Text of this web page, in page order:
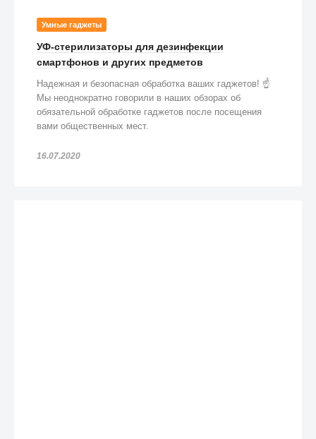
Умные гаджеты
УФ-стерилизаторы для дезинфекции
смартфонов и других предметов
Надежная и безопасная обработка ваших гаджетов! ☝️
Мы неоднократно говорили в наших обзорах об
обязательной обработке гаджетов после посещения
вами общественных мест.
16.07.2020